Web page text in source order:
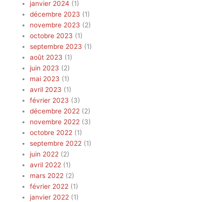
janvier 2024 (1)
décembre 2023 (1)
novembre 2023 (2)
octobre 2023 (1)
septembre 2023 (1)
août 2023 (1)
juin 2023 (2)
mai 2023 (1)
avril 2023 (1)
février 2023 (3)
décembre 2022 (2)
novembre 2022 (3)
octobre 2022 (1)
septembre 2022 (1)
juin 2022 (2)
avril 2022 (1)
mars 2022 (2)
février 2022 (1)
janvier 2022 (1)